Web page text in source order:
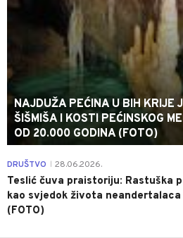
NAJDUŽA PEĆINA U BIH KRIJE
ŠIŠMIŠA I KOSTI PEĆINSKOG
OD 20.000 GODINA (FOTO)
DRUŠTVO 28.06.2026.
Teslić čuva praistoriju: Rastuška
kao svjedok života neandertalaca
(FOTO)